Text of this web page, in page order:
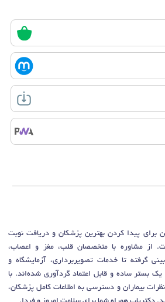
برای پیدا کردن بهترین پزشکان و دریافت نوبت
از مشاوره با متخصصان قلب، مغز و اعصاب،
گرفته تا خدمات تصویربرداری، آزمایشگاه و
بستر ساده و قابل اعتماد گردآوری شده‌اند. با
بیماران و دسترسی به اطلاعات کامل پزشکان،